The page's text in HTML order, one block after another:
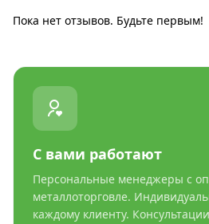
Пока нет отзывов. Будьте первым!
С вами работают
Персональные менеджеры с
металлоторговле.
каждому клиенту.